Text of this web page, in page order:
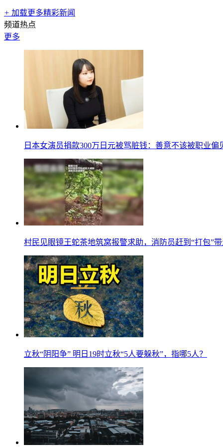
+ 加载更多精彩新闻
频道热点
更多
日本女演员捐款300万日元被骂脏钱：善意不该被职业偏
村民见眼镜王蛇茶地筑窝报警求助，消防员赶到“打包”
立秋“阴阳争” 明日19时立秋“5人要躲秋”，指哪5人？